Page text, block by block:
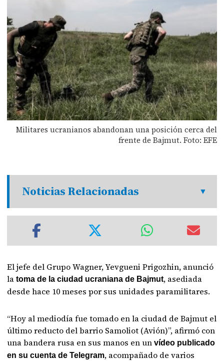
Militares ucranianos abandonan una posición cerca del
frente de Bajmut. Foto: EFE
Noticias Relacionadas
El jefe del Grupo Wagner, Yevgueni Prigozhin, anunció
la toma de la ciudad ucraniana de Bajmut, asediada
desde hace 10 meses por sus unidades paramilitares.
“Hoy al mediodía fue tomado en la ciudad de Bajmut el
último reducto del barrio Samoliot (Avión)”, afirmó con
una bandera rusa en sus manos en unvídeo publicado
en su cuenta de Telegram, acompañado de varios